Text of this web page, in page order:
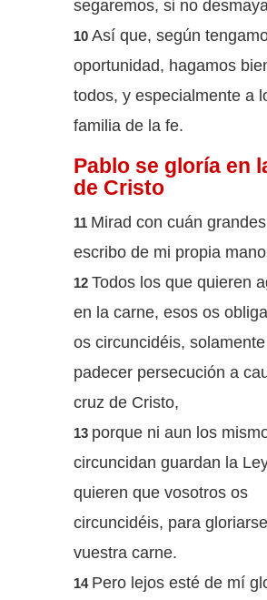
segaremos, si no
10 Así que, según
oportunidad, hagamos
todos, y especialmente a
familia de la fe.
Pablo se gloría en
de Cristo
11 Mirad con cuán
escribo de mi propia
12 Todos los que quieren
en la carne, esos os
os circuncidéis,
padecer persecución a
cruz de Cristo,
13 porque ni aun los
circuncidan guardan la
quieren que vosotros os
circuncidéis, para
vuestra carne.
14 Pero lejos esté de mí